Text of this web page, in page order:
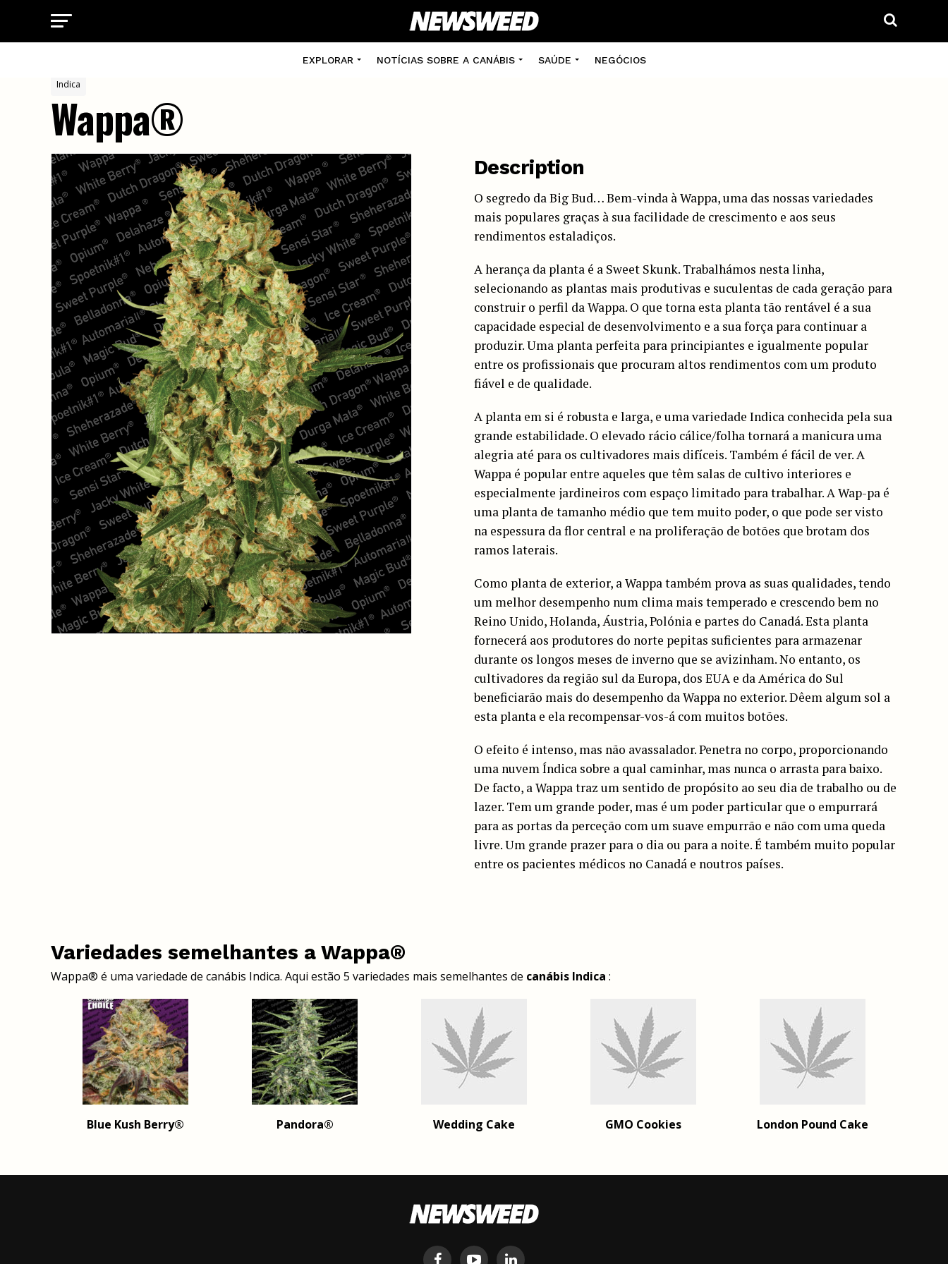
EXPLORAR NOTÍCIAS SOBRE A CANÁBIS SAÚDE NEGÓCIOS
Indica
Wappa®
Description
O segredo da Big Bud… Bem-vinda à Wappa, uma das nossas variedades
mais populares graças à sua facilidade de crescimento e aos seus
rendimentos estaladiços.
A herança da planta é a Sweet Skunk. Trabalhámos nesta linha,
selecionando as plantas mais produtivas e suculentas de cada geração para
construir o perfil da Wappa. O que torna esta planta tão rentável é a sua
capacidade especial de desenvolvimento e a sua força para continuar a
produzir. Uma planta perfeita para principiantes e igualmente popular
entre os profissionais que procuram altos rendimentos com um produto
fiável e de qualidade.
A planta em si é robusta e larga, e uma variedade Indica conhecida pela sua
grande estabilidade. O elevado rácio cálice/folha tornará a manicura uma
alegria até para os cultivadores mais difíceis. Também é fácil de ver. A
Wappa é popular entre aqueles que têm salas de cultivo interiores e
especialmente jardineiros com espaço limitado para trabalhar. A Wap-pa é
uma planta de tamanho médio que tem muito poder, o que pode ser visto
na espessura da flor central e na proliferação de botões que brotam dos
ramos laterais.
Como planta de exterior, a Wappa também prova as suas qualidades, tendo
um melhor desempenho num clima mais temperado e crescendo bem no
Reino Unido, Holanda, Áustria, Polónia e partes do Canadá. Esta planta
fornecerá aos produtores do norte pepitas suficientes para armazenar
durante os longos meses de inverno que se avizinham. No entanto, os
cultivadores da região sul da Europa, dos EUA e da América do Sul
beneficiarão mais do desempenho da Wappa no exterior. Dêem algum sol a
esta planta e ela recompensar-vos-á com muitos botões.
O efeito é intenso, mas não avassalador. Penetra no corpo, proporcionando
uma nuvem Índica sobre a qual caminhar, mas nunca o arrasta para baixo.
De facto, a Wappa traz um sentido de propósito ao seu dia de trabalho ou de
lazer. Tem um grande poder, mas é um poder particular que o empurrará
para as portas da perceção com um suave empurrão e não com uma queda
livre. Um grande prazer para o dia ou para a noite. É também muito popular
entre os pacientes médicos no Canadá e noutros países.
Variedades semelhantes a Wappa®
Wappa® é uma variedade de canábis Indica. Aqui estão 5 variedades mais semelhantes de canábis Indica :
Blue Kush Berry® Pandora® Wedding Cake GMO Cookies London Pound Cake